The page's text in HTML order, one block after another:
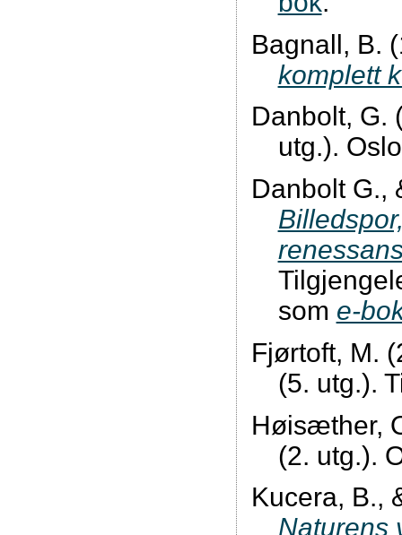
Bagnall, B.
komplett
Danbolt, G.
utg.).
Danbolt G.,
som e-
Fjørtoft, M.
(5. utg.).
Høisæther,
(2. utg.).
Kucera, B.,
Naturens